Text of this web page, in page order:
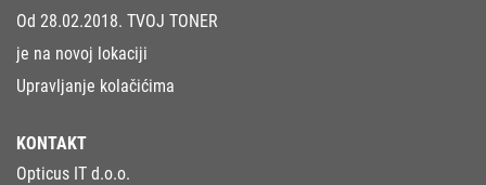
Od 28.02.2018. TVOJ TONER
je na novoj lokaciji
Upravljanje kolačićima
KONTAKT
Opticus IT d.o.o.